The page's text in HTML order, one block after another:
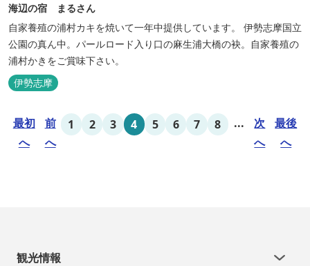
海辺の宿 まるさん
自家養殖の浦村カキを焼いて一年中提供しています。 伊勢志摩国立
公園の真ん中。パールロード入り口の麻生浦大橋の袂。自家養殖の
浦村かきをご賞味下さい。
伊勢志摩
最初
へ
前
へ
1 2 3 4 5 6 7 8 ...
次
へ
最後
へ
観光情報